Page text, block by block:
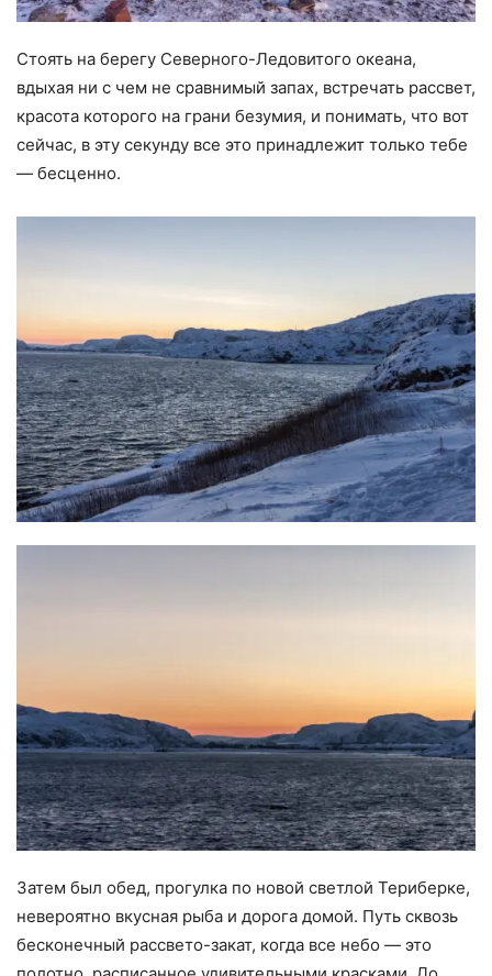
Стоять на берегу Северного-Ледовитого океана,
вдыхая ни с чем не сравнимый запах, встречать рассвет,
красота которого на грани безумия, и понимать, что вот
сейчас, в эту секунду все это принадлежит только тебе
— бесценно.
Затем был обед, прогулка по новой светлой Териберке,
невероятно вкусная рыба и дорога домой. Путь сквозь
бесконечный рассвето-закат, когда все небо — это